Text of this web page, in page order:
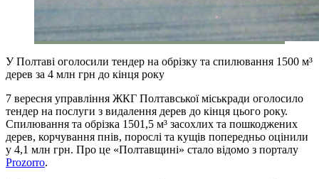
У Полтаві оголосили тендер на обрізку та спилювання 1500 м³
дерев за 4 млн грн до кінця року
7 вересня управління ЖКГ Полтавської міськради оголосило
тендер на послуги з видалення дерев до кінця цього року.
Спилювання та обрізка 1501,5 м³ засохлих та пошкоджених
дерев, корчування пнів, порослі та кущів попередньо оцінили
у 4,1 млн грн. Про це «Полтавщині» стало відомо з порталу
Prozorro.